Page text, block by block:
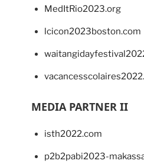
MedItRio2023.org
lcicon2023boston.com
MEDIA PARTNER II
isth2022.com
p2b2pabi2023-